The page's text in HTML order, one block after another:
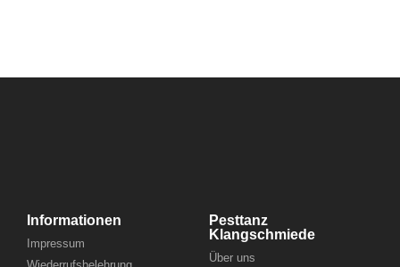
Informationen
Impressum
Pesttanz
Klangschmiede
Über uns